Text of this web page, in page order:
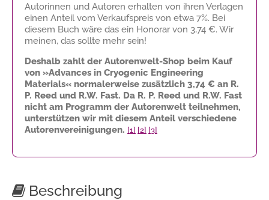
Autorinnen und Autoren erhalten von ihren Verlagen
einen Anteil vom Verkaufspreis von etwa 7%. Bei
diesem Buch wäre das ein Honorar von 3,74 €. Wir
meinen, das sollte mehr sein!
Deshalb zahlt der Autorenwelt-Shop beim Kauf
von »Advances in Cryogenic Engineering
Materials« normalerweise zusätzlich 3,74 € an R.
P. Reed und R.W. Fast. Da R. P. Reed und R.W. Fast
nicht am Programm der Autorenwelt teilnehmen,
unterstützen wir mit diesem Anteil verschiedene
Autorenvereinigungen. [1] [2] [3]
Beschreibung